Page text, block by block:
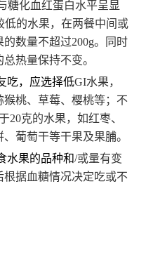
糖化血红蛋白水平呈显
低的水果，在两餐中间或
数量不超过200g。同时
热量保持不变。
吃，应选择低GI水果，
桃、草莓、樱桃等；不
20克的水果，如红枣、
葡萄干等干果及果脯。
水果的品种和/或量有变
据血糖情况决定吃或不